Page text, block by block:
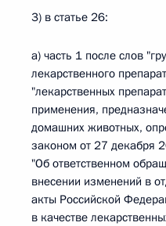
3) в статье 26:
а) часть 1 после слов
лекарственного
"лекарственных
применения,
домашних животных,
законом от 27
"Об ответственном
внесении изменений в
акты Российской
в качестве